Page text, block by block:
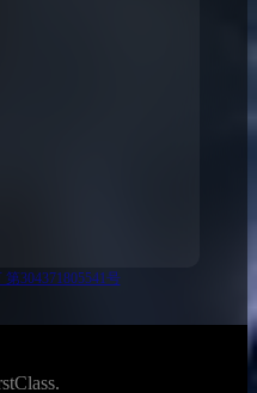
304371805541号